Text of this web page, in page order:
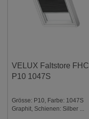
VELUX Faltstore FHC
P10 1047S
Grösse: P10, Farbe: 1047S
Graphit, Schienen: Silber ...